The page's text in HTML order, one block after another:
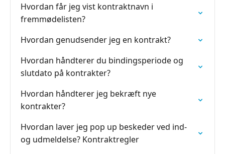
Hvordan får jeg vist kontraktnavn i
fremmødelisten?
Hvordan genudsender jeg en kontrakt?
Hvordan håndterer du bindingsperiode og
slutdato på kontrakter?
Hvordan håndterer jeg bekræft nye
kontrakter?
Hvordan laver jeg pop up beskeder ved ind-
og udmeldelse? Kontraktregler